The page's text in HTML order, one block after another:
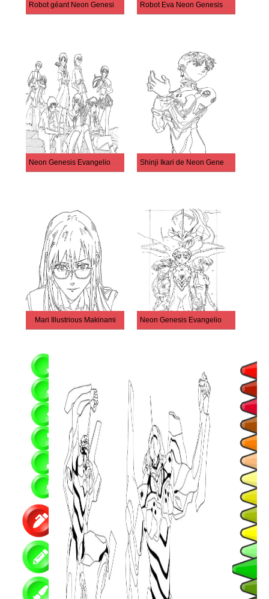
Robot géant Neon Genesis Evangelion Robot Eva Neon Genesis Evangelion
Neon Genesis Evangelion Anime Shinji Ikari de Neon Genesis Evangelion
Mari Illustrious Makinami Neon Genesis Evangelion JPG